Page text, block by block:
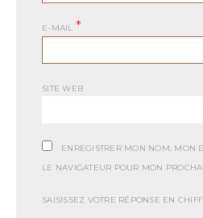
E-MAIL *
SITE WEB
ENREGISTRER MON NOM, MON
LE NAVIGATEUR POUR MON
SAISISSEZ VOTRE RÉPONSE EN